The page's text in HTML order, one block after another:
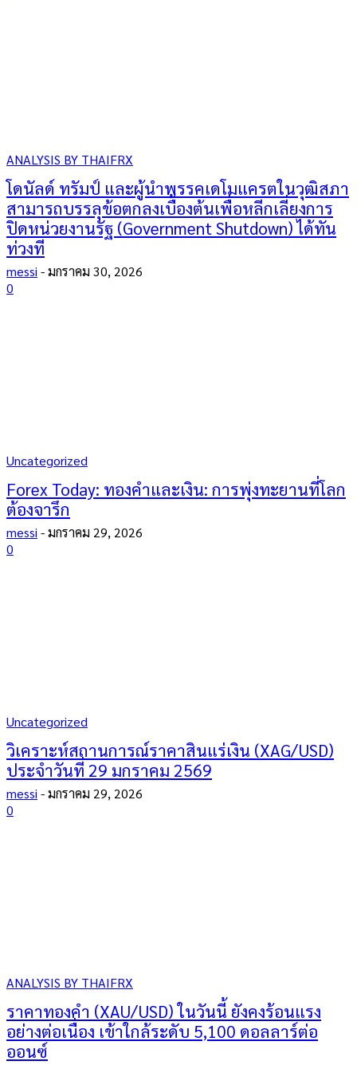
ANALYSIS BY THAIFRX
โดนัลด์ ทรัมป์ และผู้นำพรรคเดโมแครตในวุฒิสภา
สามารถบรรลุข้อตกลงเบื้องต้นเพื่อหลีกเลี่ยงการ
ปิดหน่วยงานรัฐ (Government Shutdown) ได้ทัน
ท่วงที
messi -มกราคม 30, 2026
0
Uncategorized
Forex Today: ทองคำและเงิน: การพุ่งทะยานที่โลก
ต้องจารึก
messi -มกราคม 29, 2026
0
Uncategorized
วิเคราะห์สถานการณ์ราคาสินแร่เงิน (XAG/USD)
ประจำวันที่ 29 มกราคม 2569
messi -มกราคม 29, 2026
0
ANALYSIS BY THAIFRX
ราคาทองคำ (XAU/USD) ในวันนี้ ยังคงร้อนแรง
อย่างต่อเนื่อง เข้าใกล้ระดับ 5,100 ดอลลาร์ต่อ
ออนซ์